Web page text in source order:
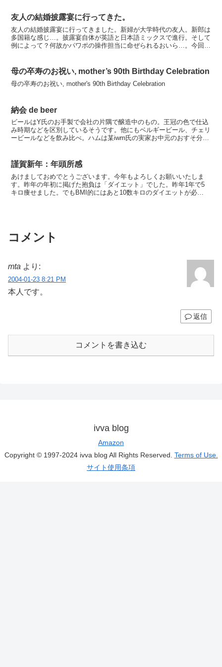
友人の結婚披露宴に行ってきた。
友人の結婚披露宴に行ってきました。新婦が大学時代の友人。新郎は
多国籍な感じ…。披露宴自体が英語と日本語ミックスで進行。そして
例によって？何故かパワポの操作担当に命ぜられるおいら…。今回は
母の卒寿のお祝い, mother’s 90th Birthday Celebration
母の卒寿のお祝い, mother's 90th Birthday Celebration
納会 de beer
ビールはY氏のお手製で会社の片隅で醸造中のもの。王冠の色で仕込
み時期などを区別しているそうです。他にもベルギービール、チェリ
ービールなどを飲み比べ。ハムは某iwm氏の実家お中元のおすそ分
謹賀新年：年頭所感
あけましておめでとうございます。今年もよろしくお願いいたしま
す。昨年の年初に掲げた抱負は「ダイエット」でした。昨年1年で5
キロ痩せました。でもBMI的にはあと10数キロのダイエットが必
コメント
mta より:
2004-01-23 8:21 PM
本人です。
返信
コメントを書き込む
ivva blog
Amazon
Copyright © 1997-2024 ivva blog All Rights Reserved. Terms of Use.
サイト使用条項